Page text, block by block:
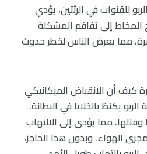
للقنوات في الرئتين، يؤدي
المخاط إلى تفاقم المشكلة
مما يعرض الناس لخطر حدوث
كيف أن الانقباض الميكانيكي
يكتظ بالخلايا في البطانة.
مما يؤدي إلى الالتهاب
الهواء. وبدون هذا الحاجز،